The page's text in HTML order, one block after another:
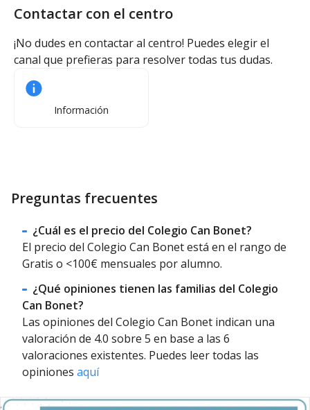
Contactar con el centro
¡No dudes en contactar al centro! Puedes elegir el
canal que prefieras para resolver todas tus dudas.
Información
Preguntas frecuentes
¿Cuál es el precio del Colegio Can Bonet?
El precio del Colegio Can Bonet está en el rango de
Gratis o <100€ mensuales por alumno.
¿Qué opiniones tienen las familias del Colegio
Can Bonet?
Las opiniones del Colegio Can Bonet indican una
valoración de 4.0 sobre 5 en base a las 6
valoraciones existentes. Puedes leer todas las
opiniones aquí